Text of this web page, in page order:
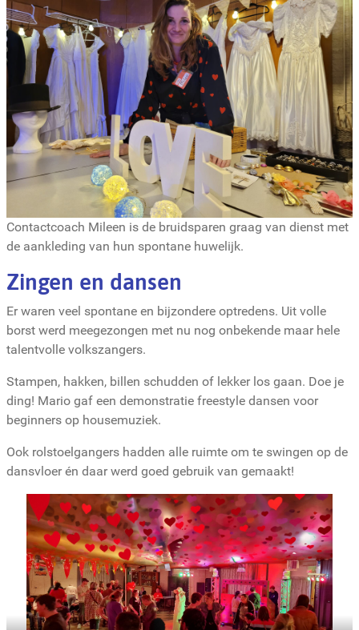
Contactcoach Mileen is de bruidsparen graag van dienst met
de aankleding van hun spontane huwelijk.
Zingen en dansen
Er waren veel spontane en bijzondere optredens. Uit volle
borst werd meegezongen met nu nog onbekende maar hele
talentvolle volkszangers.
Stampen, hakken, billen schudden of lekker los gaan. Doe je
ding! Mario gaf een demonstratie freestyle dansen voor
beginners op housemuziek.
Ook rolstoelgangers hadden alle ruimte om te swingen op de
dansvloer én daar werd goed gebruik van gemaakt!